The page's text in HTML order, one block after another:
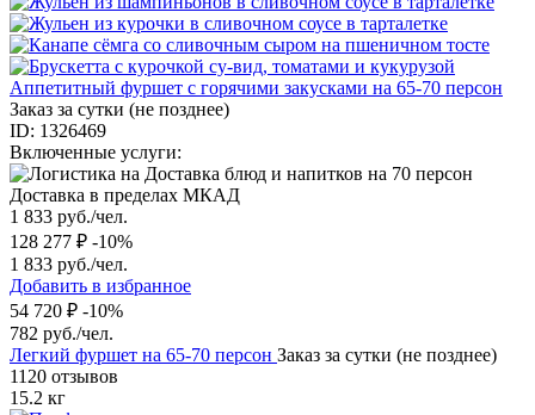
Аппетитный фуршет с горячими закусками на 65-70 персон
Заказ за сутки (не позднее)
ID: 1326469
Включенные услуги:
Доставка в пределах МКАД
1 833 руб./чел.
128 277 ₽ -10%
1 833 руб./чел.
Добавить в избранное
54 720 ₽ -10%
782 руб./чел.
Легкий фуршет на 65-70 персон Заказ за сутки (не позднее)
1120 отзывов
15.2 кг